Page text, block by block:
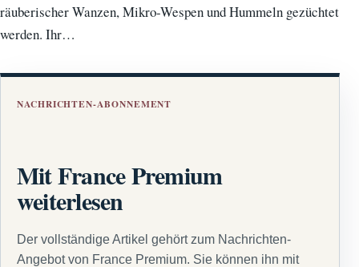
räuberischer Wanzen, Mikro-Wespen und Hummeln gezüchtet
werden. Ihr…
NACHRICHTEN-ABONNEMENT
Mit France Premium
weiterlesen
Der vollständige Artikel gehört zum Nachrichten-
Angebot von France Premium. Sie können ihn mit